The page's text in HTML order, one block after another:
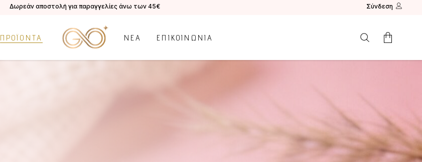
Δωρεάν αποστολή για παραγγελίες άνω των 45€ Σύνδεση
ΠΡΟΪΟΝΤΑ ΝΕΑ ΕΠΙΚΟΙΝΩΝΙΑ